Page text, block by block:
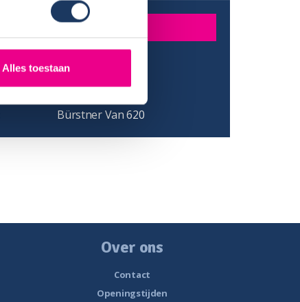
Alles toestaan
Bürstner Van 620
Over ons
Contact
Openingstijden